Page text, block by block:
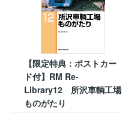
【限定特典：ポストカー
ド付】RM Re-
Library12 所沢車輌工場
ものがたり